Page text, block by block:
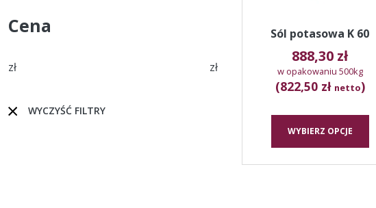
Sól potasowa K 60
888,30 zł
w opakowaniu 500kg
(822,50 zł netto)
WYBIERZ OPCJE
Cena
zł zł
WYCZYŚĆ FILTRY